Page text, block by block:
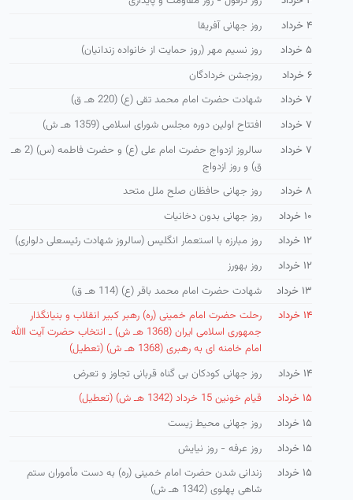
۴ خرداد
روز جهانی آفریقا
۵ خرداد
روز نسیم مهر (روز حمایت از خانواده زندانیان)
۶ خرداد
روزجشن خردادگان
۷ خرداد
شهادت حضرت امام محمد تقی (ع) (220 هـ ق)
۷ خرداد
افتتاح اولین دوره مجلس شورای اسلامی (1359 هـ ش)
۷ خرداد
سالروز ازدواج حضرت امام علی (ع) و حضرت فاطمه (س) (2 هـ
ق) و روز ازدواج
۸ خرداد
روز جهانی حافظان صلح ملل متحد
۱۰ خرداد
روز جهانی بدون دخانیات
۱۲ خرداد
روز مبارزه با استعمار انگلیس (سالروز شهادت رئیسعلی دلواری)
۱۲ خرداد
روز بهورز
۱۳ خرداد
شهادت حضرت امام محمد باقر (ع) (114 هـ ق)
۱۴ خرداد
رحلت حضرت امام خمینی (ره) رهبر كبیر انقلاب و بنیانگذار
جمهوری اسلامی ایران (1368 هـ ش) ـ انتخاب حضرت آیت االله
امام خامنه ای به رهبری (1368 هـ ش) (تعطیل)
۱۴ خرداد
روز جهانی کودکان بی گناه قربانی تجاوز و تعرض
۱۵ خرداد
قیام خونین 15 خرداد (1342 هـ ش) (تعطیل)
۱۵ خرداد
روز جهانی محیط زیست
۱۵ خرداد
روز عرفه - روز نیایش
۱۵ خرداد
زندانی شدن حضرت امام خمینی (ره) به دست مأموران ستم
شاهی پهلوی (1342 هـ ش)